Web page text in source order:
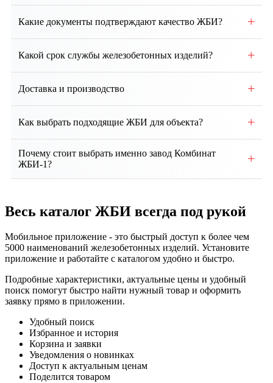
индивидуальным чертежам и техническим
Какие документы подтверждают качество ЖБИ? +
сертификатами соответствия и протоколами
Какой срок службы железобетонных изделий? +
службы ЖБИ составляет от 50 до 100 лет и более.
Доставка и производство +
всех этапах. Доставка по региону и всей России.
Как выбрать подходящие ЖБИ для объекта? +
условий и нагрузок. Наши специалисты помогут
подобрать оптимальные изделия и
Почему стоит выбрать именно завод Комбинат
ЖБИ-1?
+
условия сотрудничества, индивидуальный подход и
надежную доставку продукции точно в срок.
Весь каталог ЖБИ всегда под рукой
Мобильное приложение - это быстрый доступ к более чем
5000 наименований железобетонных изделий. Установите
приложение и работайте с каталогом удобно и быстро.
Подробные характеристики, актуальные цены и удобный
поиск помогут быстро найти нужный товар и оформить
заявку прямо в приложении.
Удобный поиск
Избранное и история
Корзина и заявки
Уведомления о новинках
Доступ к актуальным ценам
Поделится товаром